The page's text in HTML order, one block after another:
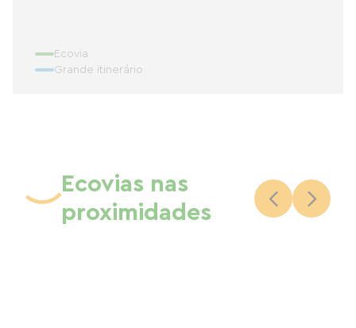
Ecovia
Grande itinerário
Ecovias nas
proximidades